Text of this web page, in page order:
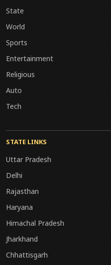
State
World
Sports
Entertainment
Religious
Auto
Tech
STATE LINKS
Uttar Pradesh
Delhi
Rajasthan
Haryana
Himachal Pradesh
Jharkhand
Chhattisgarh